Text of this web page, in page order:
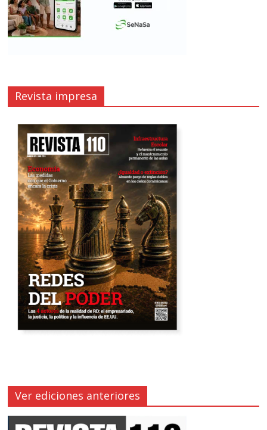
Revista impresa
Ver ediciones anteriores